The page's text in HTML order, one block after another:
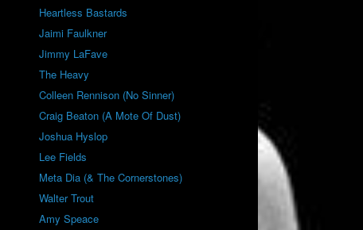
Heartless Bastards
Jaimi Faulkner
Jimmy LaFave
The Heavy
Colleen Rennison (No Sinner)
Craig Beaton (A Mote Of Dust)
Joshua Hyslop
Lee Fields
Meta Dia (& The Cornerstones)
Walter Trout
Amy Speace